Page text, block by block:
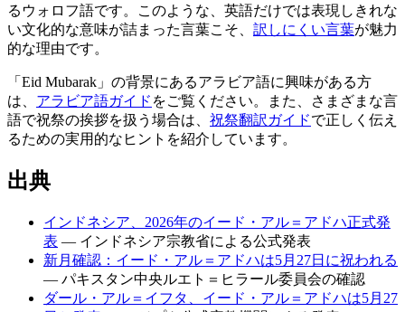
るウォロフ語です。このような、英語だけでは表現しきれな
い文化的な意味が詰まった言葉こそ、 訳しにくい言葉が魅力
的な理由です。
「Eid Mubarak」の背景にあるアラビア語に興味がある方
は、 アラビア語ガイド をご覧ください。また、さまざまな言
語で祝祭の挨拶を扱う場合は、 祝祭翻訳ガイドで正しく伝え
るための実用的なヒントを紹介しています。
出典
インドネシア、2026年のイード・アル＝アドハ正式発
表 — インドネシア宗教省による公式発表
新月確認：イード・アル＝アドハは5月27日に祝われる
— パキスタン中央ルエト＝ヒラール委員会の確認
ダール・アル＝イフタ、イード・アル＝アドハは5月27